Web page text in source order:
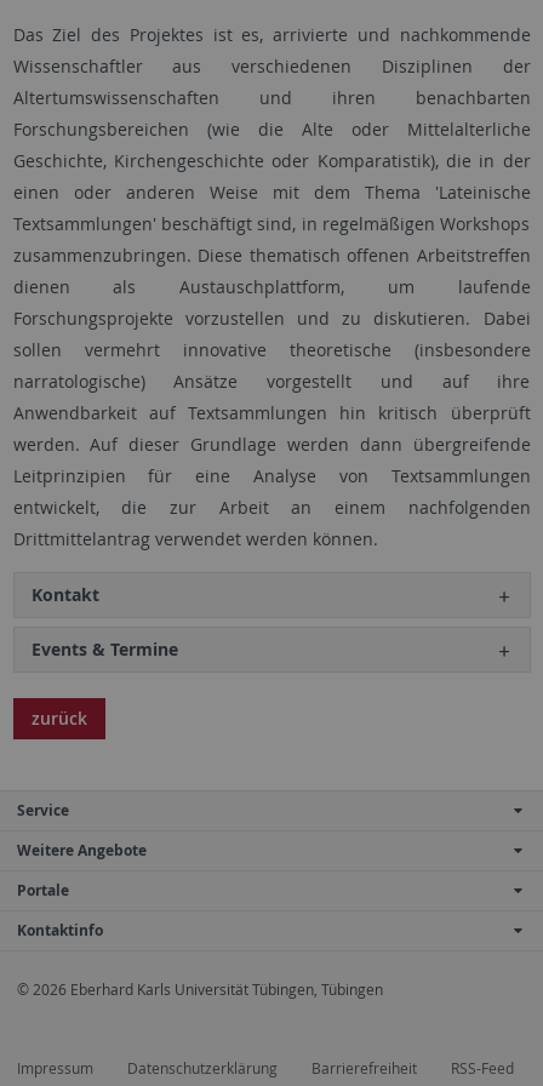
Das Ziel des Projektes ist es, arrivierte und nachkommende
Wissenschaftler aus verschiedenen Disziplinen der
Altertumswissenschaften und ihren benachbarten
Forschungsbereichen (wie die Alte oder Mittelalterliche
Geschichte, Kirchengeschichte oder Komparatistik), die in der
einen oder anderen Weise mit dem Thema 'Lateinische
Textsammlungen' beschäftigt sind, in regelmäßigen Workshops
zusammenzubringen. Diese thematisch offenen Arbeitstreffen
dienen als Austauschplattform, um laufende
Forschungsprojekte vorzustellen und zu diskutieren. Dabei
sollen vermehrt innovative theoretische (insbesondere
narratologische) Ansätze vorgestellt und auf ihre
Anwendbarkeit auf Textsammlungen hin kritisch überprüft
werden. Auf dieser Grundlage werden dann übergreifende
Leitprinzipien für eine Analyse von Textsammlungen
entwickelt, die zur Arbeit an einem nachfolgenden
Drittmittelantrag verwendet werden können.
Kontakt
Events & Termine
zurück
Service
Weitere Angebote
Portale
Kontaktinfo
© 2026 Eberhard Karls Universität Tübingen, Tübingen
Impressum Datenschutzerklärung Barrierefreiheit RSS-Feed